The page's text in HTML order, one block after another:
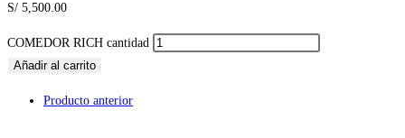
S/ 5,500.00
COMEDOR RICH cantidad
Añadir al carrito
Producto anterior